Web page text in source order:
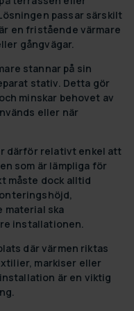
passar särskilt
en fristående värmare
gångvägar.
stannar på sin
stativ. Detta gör
minskar behovet av
eller när
därför relativt enkel att
som är lämpliga för
måste dock alltid
material ska
installationen.
där värmen riktas
markiser eller
är en viktig